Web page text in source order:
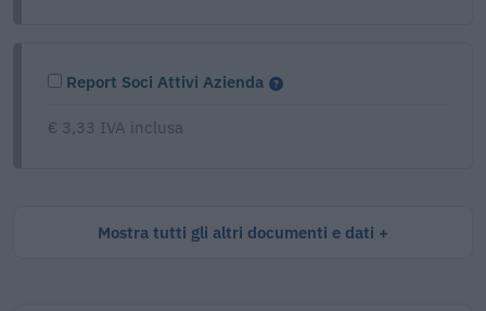
Report Soci Attivi Azienda
€ 3,33 IVA inclusa
Mostra tutti gli altri documenti e dati